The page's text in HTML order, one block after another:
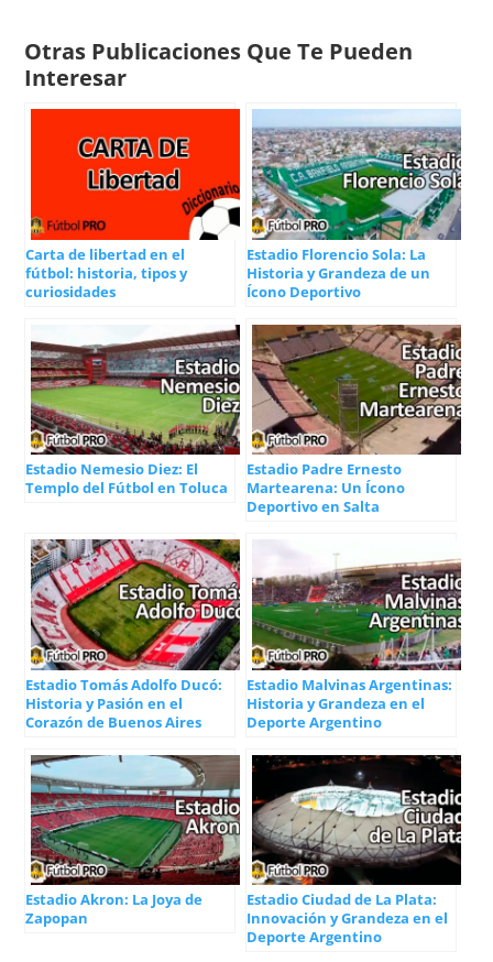
Otras Publicaciones Que Te Pueden
Interesar
Carta de libertad en el
fútbol: historia, tipos y
curiosidades
Estadio Florencio Sola: La
Historia y Grandeza de un
Ícono Deportivo
Estadio Nemesio Diez: El
Templo del Fútbol en Toluca
Estadio Padre Ernesto
Martearena: Un Ícono
Deportivo en Salta
Estadio Tomás Adolfo Ducó:
Historia y Pasión en el
Corazón de Buenos Aires
Estadio Malvinas Argentinas:
Historia y Grandeza en el
Deporte Argentino
Estadio Akron: La Joya de
Zapopan
Estadio Ciudad de La Plata:
Innovación y Grandeza en el
Deporte Argentino